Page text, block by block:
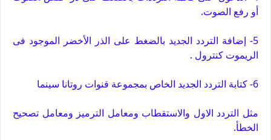
أو رفع الصوت.
5- إضافة التردد الجديد بالضغط على الذر الأخضر الموجود فى
الريموت كنترول .
6- كتابة التردد الجديد الخاص بمجموعة قنوات روتانا سينما
مثل التردد الاول والاستقطاب ومعامل الترميز ومعامل تصحيح
الخطأ.